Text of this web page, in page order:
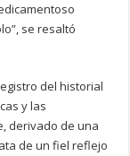
se resaltó
del historial
y las
derivado de una
de un fiel reflejo